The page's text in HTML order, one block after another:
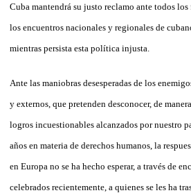
Cuba mantendrá su justo reclamo ante todos
los encuentros nacionales y regionales de
mientras persista esta política injusta.
Ante las maniobras desesperadas de los
y externos, que pretenden desconocer, de
logros incuestionables alcanzados por nuestro
años en materia de derechos humanos, la
en Europa no se ha hecho esperar, a través de
celebrados recientemente, a quienes se les ha